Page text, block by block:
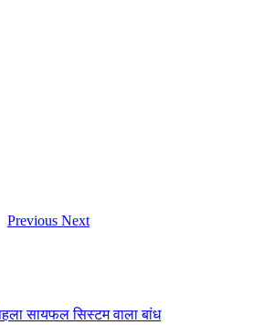
Previous Next